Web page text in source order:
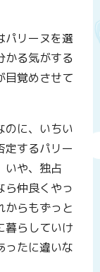
パリーヌを選
かる気がする
目覚めさせて
のに、いちい
定するパリー
いや、独占
ら仲良くやっ
からもずっと
暮らしていけ
ったに違いな